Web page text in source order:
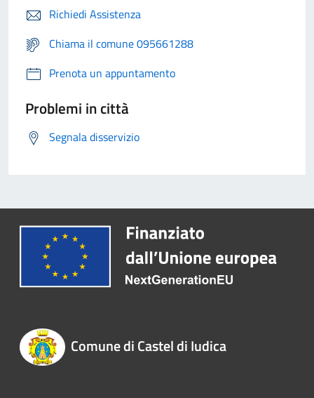
Richiedi Assistenza
Chiama il comune 095661288
Prenota un appuntamento
Problemi in città
Segnala disservizio
Comune di Castel di Iudica